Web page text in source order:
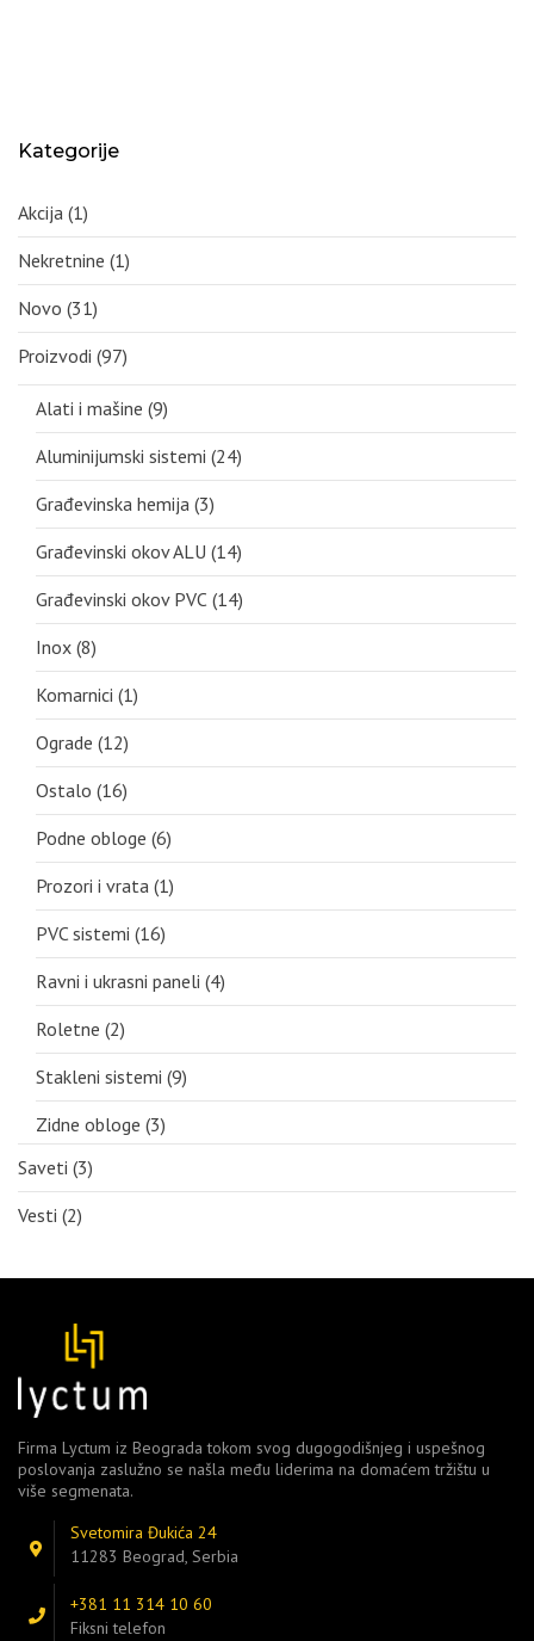
Kategorije
Akcija (1)
Nekretnine (1)
Novo (31)
Proizvodi (97)
Alati i mašine (9)
Aluminijumski sistemi (24)
Građevinska hemija (3)
Građevinski okov ALU (14)
Građevinski okov PVC (14)
Inox (8)
Komarnici (1)
Ograde (12)
Ostalo (16)
Podne obloge (6)
Prozori i vrata (1)
PVC sistemi (16)
Ravni i ukrasni paneli (4)
Roletne (2)
Stakleni sistemi (9)
Zidne obloge (3)
Saveti (3)
Vesti (2)
Firma Lyctum iz Beograda tokom svog dugogodišnjeg i uspešnog
poslovanja zaslužno se našla među liderima na domaćem tržištu u
više segmenata.
Svetomira Đukića 24
11283 Beograd, Serbia
+381 11 314 10 60
Fiksni telefon